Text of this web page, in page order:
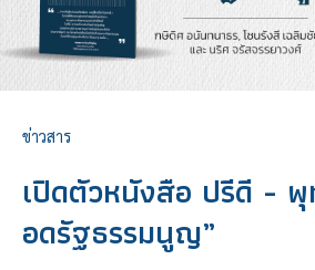
ข่าวสาร
เปิดตัวหนังสือ ปรีดี - พุ
อดรัฐธรรมนูญ”